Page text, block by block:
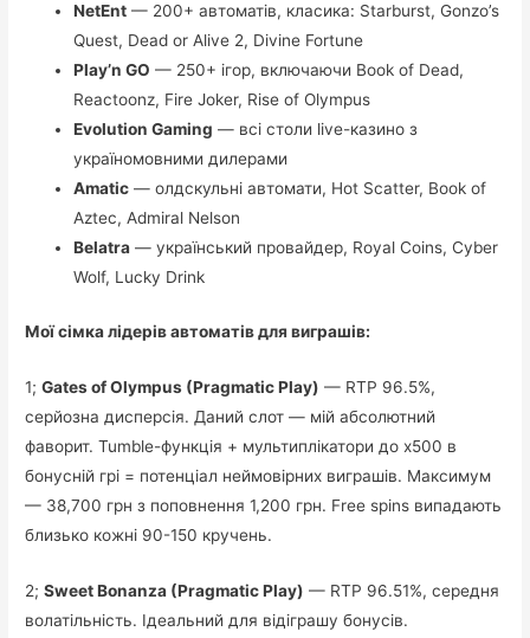
NetEnt — 200+ автоматів, класика: Starburst, Gonzo’s
Quest, Dead or Alive 2, Divine Fortune
Play’n GO — 250+ ігор, включаючи Book of Dead,
Reactoonz, Fire Joker, Rise of Olympus
Evolution Gaming — всі столи live-казино з
україномовними дилерами
Amatic — олдскульні автомати, Hot Scatter, Book of
Aztec, Admiral Nelson
Belatra — український провайдер, Royal Coins, Cyber
Wolf, Lucky Drink
Мої сімка лідерів автоматів для виграшів:
1;Gates of Olympus (Pragmatic Play) — RTP 96.5%,
серйозна дисперсія. Даний слот — мій абсолютний
фаворит. Tumble-функція + мультиплікатори до x500 в
бонусній грі = потенціал неймовірних виграшів. Максимум
— 38,700 грн з поповнення 1,200 грн. Free spins випадають
близько кожні 90-150 кручень.
2;Sweet Bonanza (Pragmatic Play) — RTP 96.51%, середня
волатільність. Ідеальний для відіграшу бонусів.